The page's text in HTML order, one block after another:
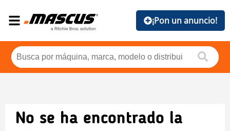
¡Pon un anuncio!
No se ha encontrado la